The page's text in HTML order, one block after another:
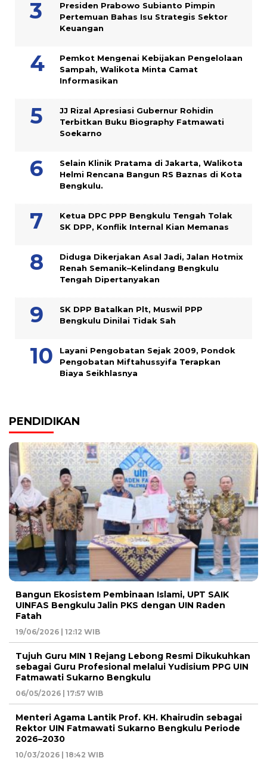
Presiden Prabowo Subianto Pimpin
Pertemuan Bahas Isu Strategis Sektor
Keuangan
Pemkot Mengenai Kebijakan Pengelolaan
Sampah, Walikota Minta Camat
Informasikan
JJ Rizal Apresiasi Gubernur Rohidin
Terbitkan Buku Biography Fatmawati
Soekarno
Selain Klinik Pratama di Jakarta, Walikota
Helmi Rencana Bangun RS Baznas di Kota
Bengkulu.
Ketua DPC PPP Bengkulu Tengah Tolak
SK DPP, Konflik Internal Kian Memanas
Diduga Dikerjakan Asal Jadi, Jalan Hotmix
Renah Semanik–Kelindang Bengkulu
Tengah Dipertanyakan
SK DPP Batalkan Plt, Muswil PPP
Bengkulu Dinilai Tidak Sah
Layani Pengobatan Sejak 2009, Pondok
Pengobatan Miftahussyifa Terapkan
Biaya Seikhlasnya
PENDIDIKAN
Bangun Ekosistem Pembinaan Islami, UPT SAIK
UINFAS Bengkulu Jalin PKS dengan UIN Raden
Fatah
19/06/2026 | 12:12 WIB
Tujuh Guru MIN 1 Rejang Lebong Resmi Dikukuhkan
sebagai Guru Profesional melalui Yudisium PPG UIN
Fatmawati Sukarno Bengkulu
06/05/2026 | 17:57 WIB
Menteri Agama Lantik Prof. KH. Khairudin sebagai
Rektor UIN Fatmawati Sukarno Bengkulu Periode
2026–2030
10/03/2026 | 18:42 WIB